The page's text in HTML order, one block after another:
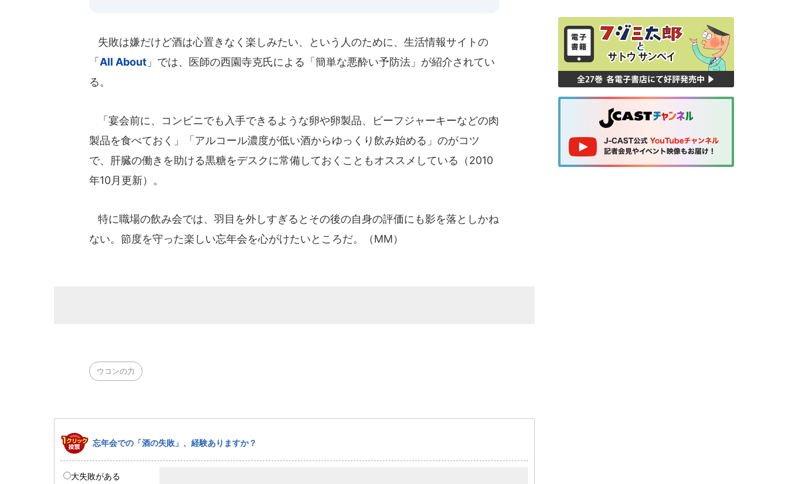
失敗は嫌だけど酒は心置きなく楽しみたい、という人のために、生活情報サイトの
「 All About 」では、医師の西園寺克氏による「簡単な悪酔い予防法」が紹介されてい
る。
「宴会前に、コンビニでも入手できるような卵や卵製品、ビーフジャーキーなどの肉
製品を食べておく」「アルコール濃度が低い酒からゆっくり飲み始める」のがコツ
で、肝臓の働きを助ける黒糖をデスクに常備しておくこともオススメしている（2010
年10月更新）。
特に職場の飲み会では、羽目を外しすぎるとその後の自身の評価にも影を落としかね
ない。節度を守った楽しい忘年会を心がけたいところだ。（MM）
ウコンの力
忘年会での「酒の失敗」、経験ありますか？
大失敗がある